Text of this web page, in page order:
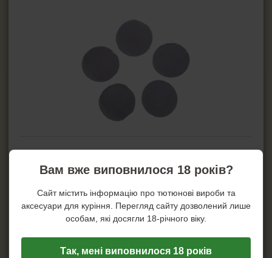
ПРИ ПОКУПКЕ ЭТОГО ТОВАРА
НАБОР ИЗ ПЯТИ
МЕТАЛЛИЧЕСКИХ СЕТОЧЕКВ ПОДАРОК!
Модель:
стандарт
стекло
Дизайн:
36 см
Вам вже виповнилося 18 років?
Сайт містить інформацію про тютюнові вироби та
аксесуари для куріння. Перегляд сайту дозволений лише
особам, які досягли 18-річного віку.
Так, мені виповнилося 18 років